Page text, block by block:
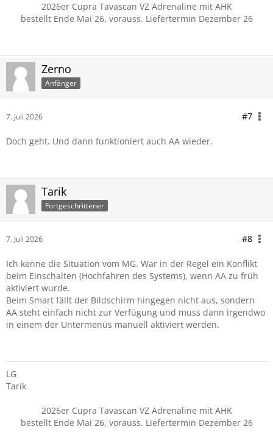
2026er Cupra Tavascan VZ Adrenaline mit AHK
bestellt Ende Mai 26, vorauss. Liefertermin Dezember 26
Zerno
Anfänger
7. Juli 2026 #7
Doch geht. Und dann funktioniert auch AA wieder.
Tarik
Fortgeschrittener
7. Juli 2026 #8
Ich kenne die Situation vom MG. War in der Regel ein Konflikt
beim Einschalten (Hochfahren des Systems), wenn AA zu früh
aktiviert wurde.
Beim Smart fällt der Bildschirm hingegen nicht aus, sondern
AA steht einfach nicht zur Verfügung und muss dann irgendwo
in einem der Untermenüs manuell aktiviert werden.
LG
Tarik
2026er Cupra Tavascan VZ Adrenaline mit AHK
bestellt Ende Mai 26, vorauss. Liefertermin Dezember 26